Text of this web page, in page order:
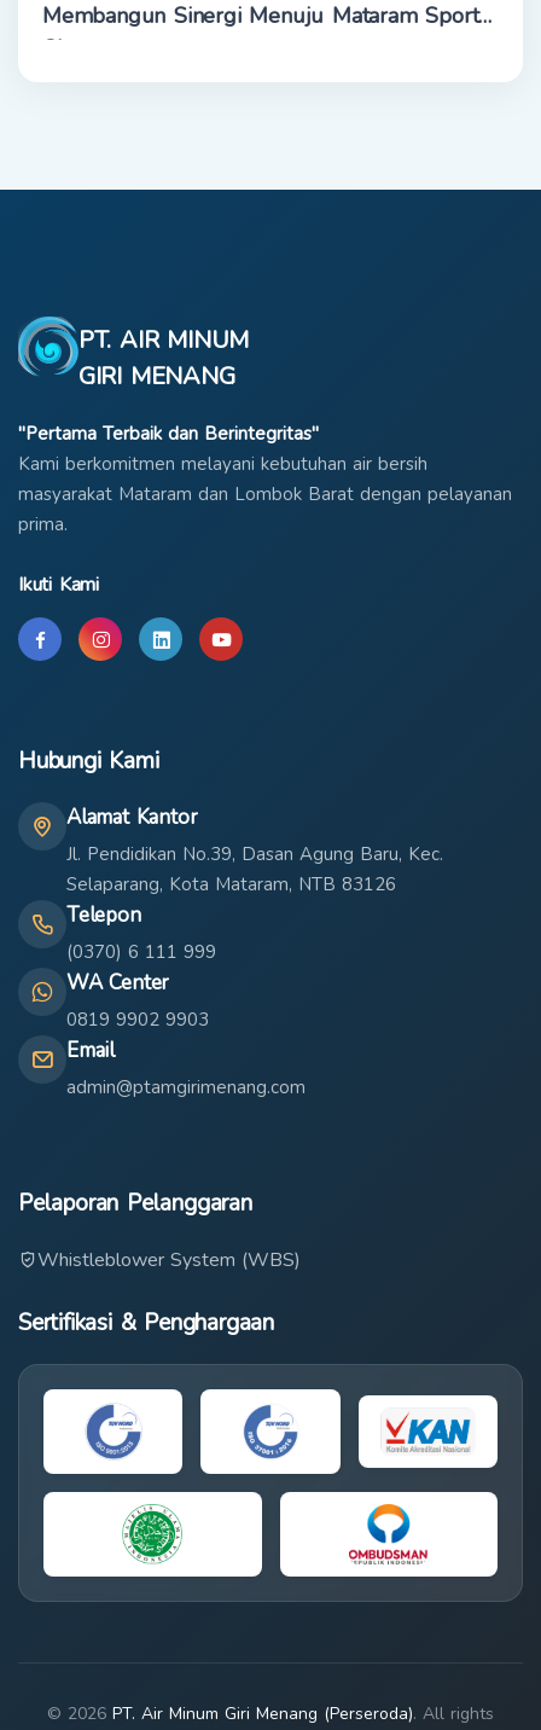
Membangun Sinergi Menuju Mataram Sport
City
PT. AIR MINUM
GIRI MENANG
"Pertama Terbaik dan Berintegritas"
Kami berkomitmen melayani kebutuhan air bersih
masyarakat Mataram dan Lombok Barat dengan pelayanan
prima.
Ikuti Kami
Hubungi Kami
Alamat Kantor
Jl. Pendidikan No.39, Dasan Agung Baru, Kec.
Selaparang, Kota Mataram, NTB 83126
Telepon
(0370) 6 111 999
WA Center
0819 9902 9903
Email
admin@ptamgirimenang.com
Pelaporan Pelanggaran
Whistleblower System (WBS)
Sertifikasi & Penghargaan
© 2026 PT. Air Minum Giri Menang (Perseroda). All rights